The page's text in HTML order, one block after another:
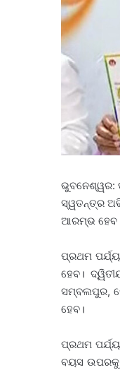
ଭୁବନେଶ୍ୱର:
ସ୍ୱତନ୍ତ୍ର
ଆରମ୍ଭ ହେବ
ପ୍ରଥମ
ହେବ।
ସମ୍ବଲପୁର,
ହେବ।
ପ୍ରଥମ
ବୟସ ଉପରକୁ